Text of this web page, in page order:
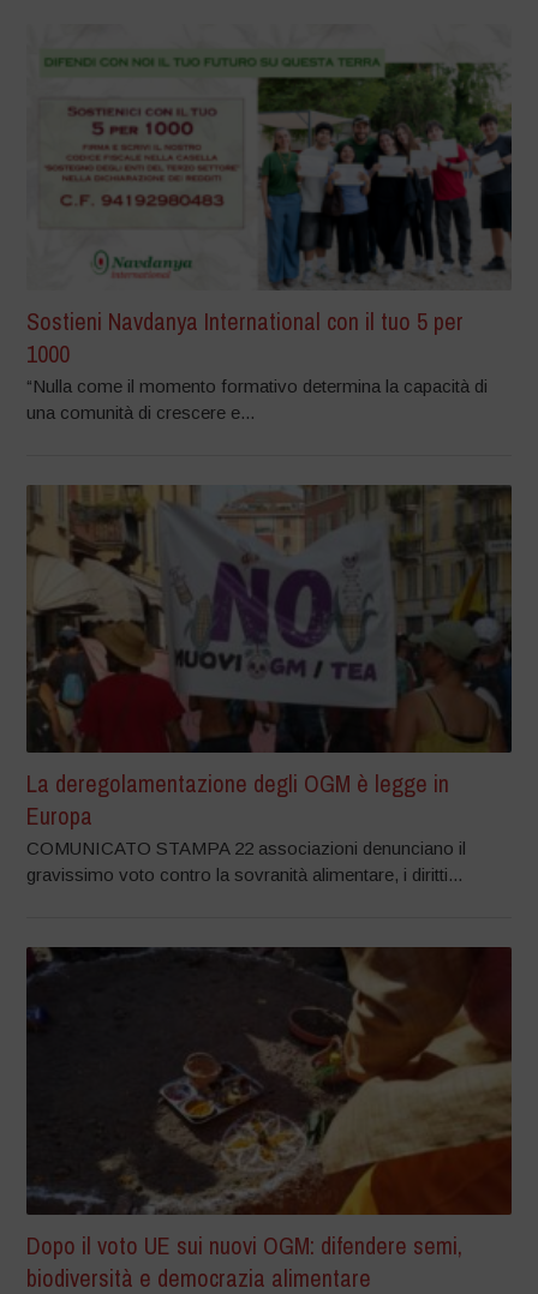
Sostieni Navdanya International con il tuo 5 per
1000
“Nulla come il momento formativo determina la capacità di
una comunità di crescere e...
La deregolamentazione degli OGM è legge in
Europa
COMUNICATO STAMPA 22 associazioni denunciano il
gravissimo voto contro la sovranità alimentare, i diritti...
Dopo il voto UE sui nuovi OGM: difendere semi,
biodiversità e democrazia alimentare